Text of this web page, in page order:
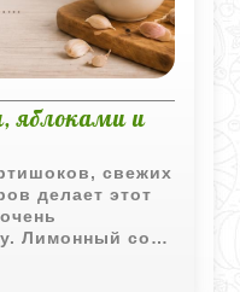
яблоками и
свежих
делает этот
Лимонный сок
а
более